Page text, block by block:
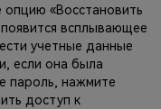
опцию «Восстановить
всплывающее
учетные данные
если она была
пароль, нажмите
доступ к